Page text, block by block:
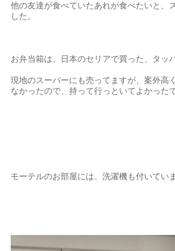
他の友達が食べていたあれが食べたいと、
した。
お弁当箱は、日本のセリアで買った、タッ
現地のスーパーにも売ってますが、案外高
なかったので、持って行っといてよかった
モーテルのお部屋には、洗濯機も付いてい